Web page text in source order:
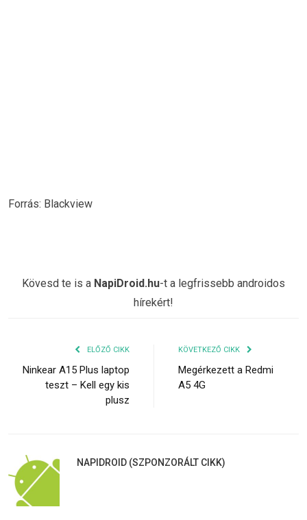
Forrás: Blackview
Kövesd te is a NapiDroid.hu-t a legfrissebb androidos
hírekért!
ELŐZŐ CIKK
Ninkear A15 Plus laptop
teszt – Kell egy kis
plusz
KÖVETKEZŐ CIKK
Megérkezett a Redmi
A5 4G
NAPIDROID (SZPONZORÁLT CIKK)